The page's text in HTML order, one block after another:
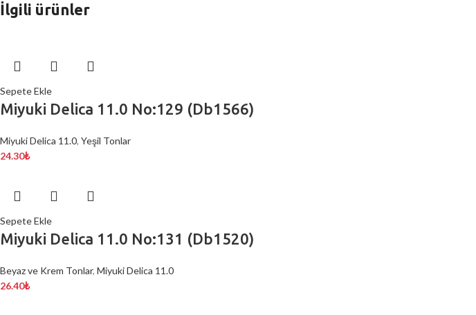
İlgili ürünler
Sepete Ekle
Miyuki Delica 11.0 No:129 (Db1566)
Miyuki Delica 11.0, Yeşil Tonlar
24.30₺
Sepete Ekle
Miyuki Delica 11.0 No:131 (Db1520)
Beyaz ve Krem Tonlar, Miyuki Delica 11.0
26.40₺